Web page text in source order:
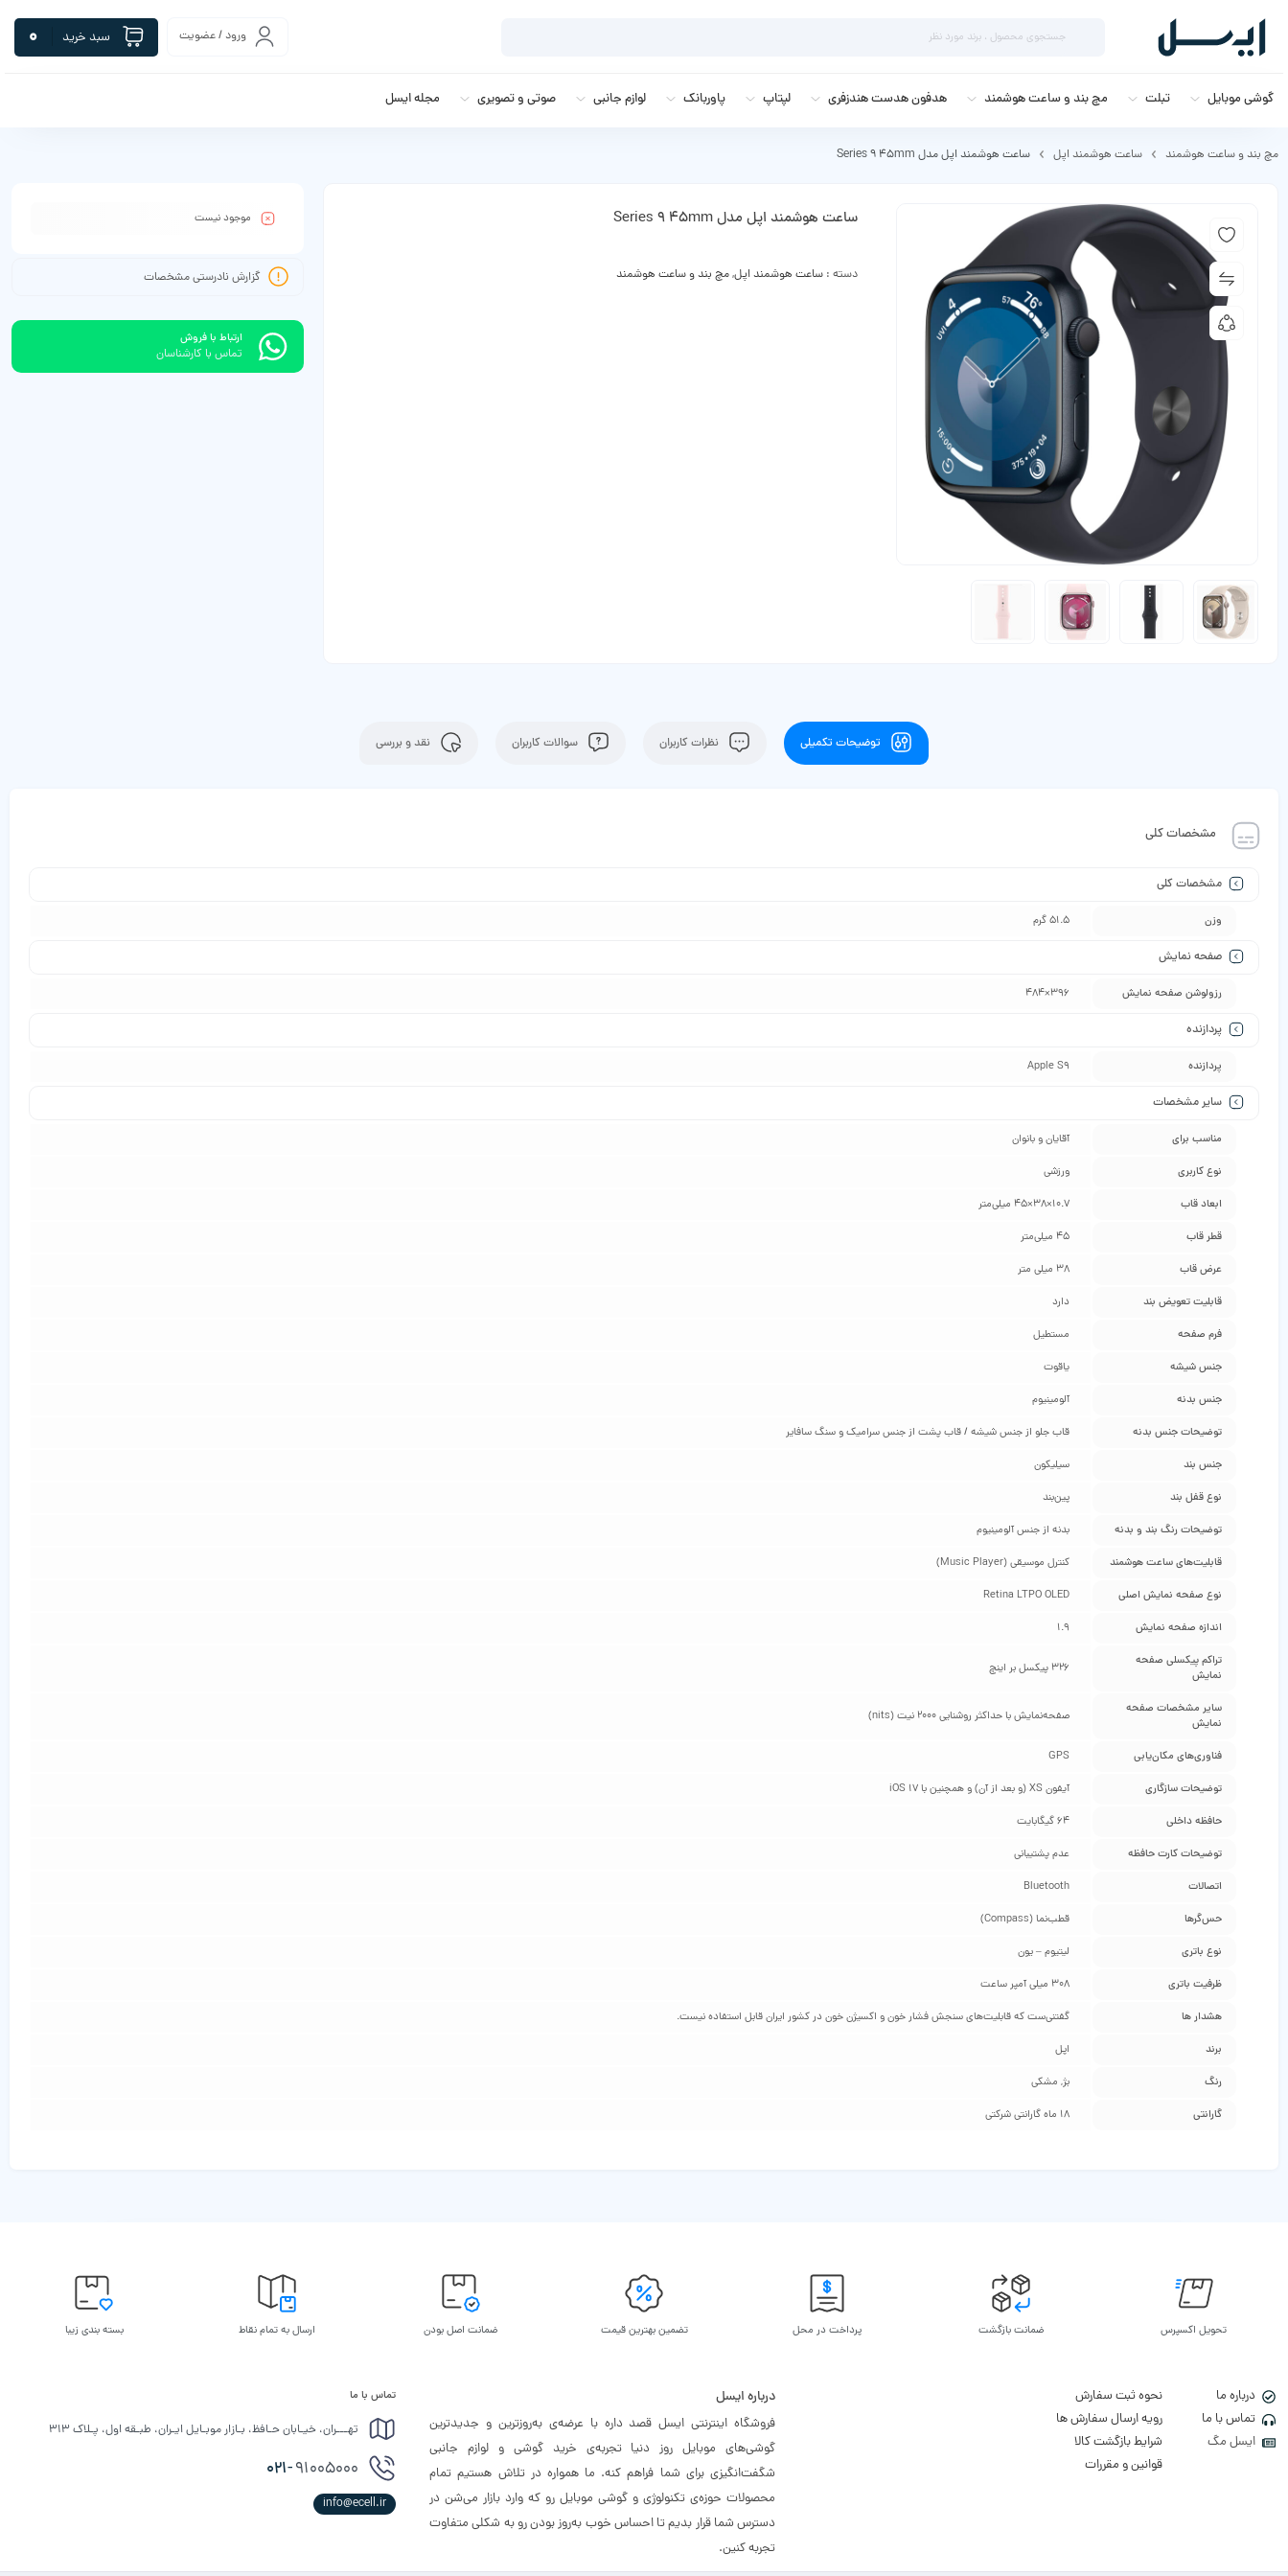
ورود / عضویت سبد خرید 0
گوشی موبایل تبلت مچ بند و ساعت هوشمند هدفون هدست هندزفری لپتاپ پاوربانک لوازم جانبی صوتی و تصویری مجله ایسل
مچ بند و ساعت هوشمند ساعت هوشمند اپل ساعت هوشمند اپل مدل Series 9 45mm
ساعت هوشمند اپل مدل Series 9 45mm
دسته : ساعت هوشمند اپل,مچ بند و ساعت هوشمند
موجود نیست
گزارش نادرستی مشخصات
ارتباط با فروش
تماس با کارشناسان
توضیحات تکمیلی نظرات کاربران سوالات کاربران نقد و بررسی
مشخصات کلی
مشخصات کلی
وزن 51.5 گرم
صفحه نمایش
رزولوشن صفحه نمایش 396×484
پردازنده
پردازنده Apple S9
سایر مشخصات
مناسب برای آقایان و بانوان
نوع کاربری ورزشی
ابعاد قاب 10.7×38×45 میلی‌متر
قطر قاب 45 میلی‌متر
عرض قاب 38 میلی متر
قابلیت تعویض بند دارد
فرم صفحه مستطیل
جنس شیشه یاقوت
جنس بدنه آلومینیوم
توضیحات جنس بدنه قاب جلو از جنس شیشه‌ / قاب پشت از جنس سرامیک و سنگ سافایر
جنس بند سیلیکون
نوع قفل بند پین‌بند
توضیحات رنگ بند و بدنه بدنه از جنس آلومینیوم
قابلیت‌های ساعت هوشمند کنترل موسیقی (Music Player)
نوع صفحه نمایش اصلی Retina LTPO OLED
اندازه صفحه نمایش 1.9
تراکم پیکسلی صفحه
نمایش
326 پیکسل بر اینچ
سایر مشخصات صفحه
نمایش
صفحه‌نمایش با حداکثر روشنایی 2000 نیت (nits)
فناوری‌های مکان‌یابی GPS
توضیحات سازگاری آیفون XS (و بعد از آن) و همچنین با iOS 17
حافظه داخلی 64 گیگابایت
توضیحات کارت حافظه عدم پشتیبانی
اتصالات Bluetooth
حس‌گرها قطب‌نما (Compass)
نوع باتری لیتیوم – یون
ظرفیت باتری 308 میلی آمپر ساعت
هشدار ها گفتنی‌ست که قابلیت‌های سنجش فشار خون و اکسیژن خون در کشور ایران قابل استفاده نیست.
برند اپل
رنگ بژ, مشکی
گارانتی 18 ماه گارانتی شرکتی
تحویل اکسپرس ضمانت بازگشت پرداخت در محل تضمین بهترین قیمت ضمانت اصل بودن ارسال به تمام نقاط بسته بندی زیبا
درباره ما
تماس با ما
ایسل مگ
نحوه ثبت سفارش
رویه ارسال سفارش ها
شرایط بازگشت کالا
قوانین و مقررات
درباره ایسل
فروشگاه اینترنتی ایسل قصد داره با عرضه‌ی به‌روزترین و جدیدترین
گوشی‌های موبایل روز دنیا تجربه‌ی خرید گوشی و لوازم جانبی
شگفت‌انگیزی برای شما فراهم کنه. ما همواره در تلاش هستیم تمام
محصولات حوزه‌ی تکنولوژی و گوشی موبایل رو که وارد بازار می‌شن در
دسترس شما قرار بدیم تا احساس خوب به‌روز بودن رو به شکلی متفاوت
تجربه کنین.
تماس با ما
تهـــران، خیـابان حـافظ، بـازار موبـایل ایـران، طبـقه اول، پـلاک ۳۱۳
021-91005000
info@ecell.ir